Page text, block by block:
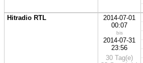
Hitradio RTL
2014-07-01
00:07
bis
2014-07-31
23:56
30 Tag(e)